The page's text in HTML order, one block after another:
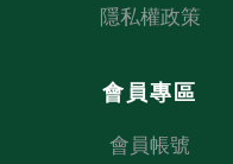
隱私權政策
會員專區
會員帳號